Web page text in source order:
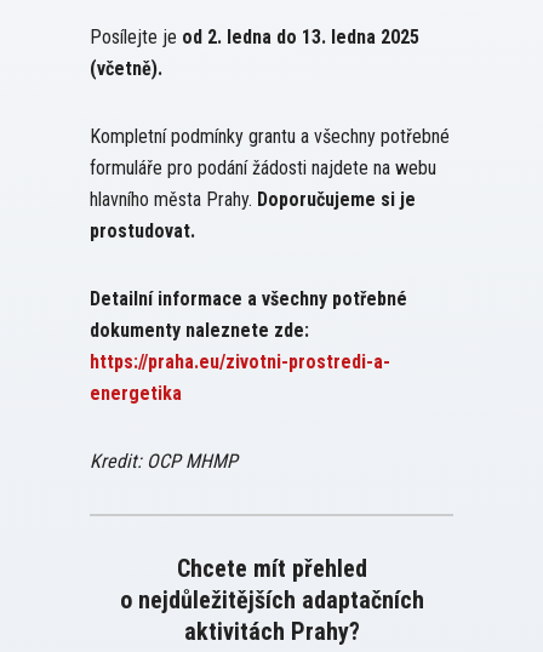
Posílejte je od 2. ledna do 13. ledna 2025
(včetně).
Kompletní podmínky grantu a všechny potřebné
formuláře pro podání žádosti najdete na webu
hlavního města Prahy. Doporučujeme si je
prostudovat.
Detailní informace a všechny potřebné
dokumenty naleznete zde:
https://praha.eu/zivotni-prostredi-a-
energetika
Kredit: OCP MHMP
Chcete mít přehled
o nejdůležitějších adaptačních
aktivitách Prahy?